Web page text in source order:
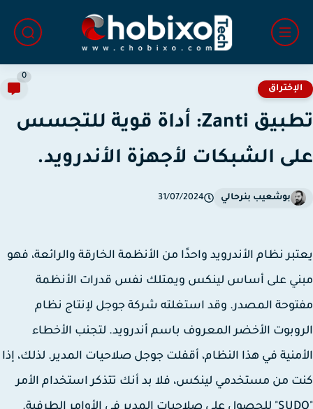
تطبيق Zanti: أداة قوية للتجسس
الشبكات لأجهزة الأندرويد.
بوشعيب بنرحالي 31/07/2024
نظام الأندرويد واحدًا من الأنظمة الخارقة والرائعة، فهو
على أساس لينكس ويمتلك نفس قدرات الأنظمة
المصدر. وقد استغلته شركة جوجل لإنتاج نظام
الأخضر المعروف باسم أندرويد. لتجنب الأخطاء
في هذا النظام، أقفلت جوجل صلاحيات المدير. لذلك، إذا
من مستخدمي لينكس، فلا بد أنك تتذكر استخدام الأمر